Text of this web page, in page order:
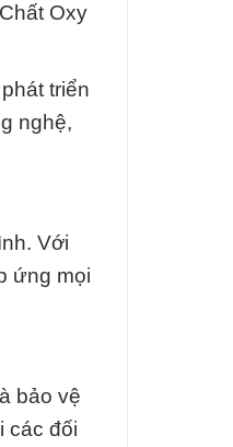
Oxy
triển
nghệ,
Với
ứng mọi
bảo vệ
các đối